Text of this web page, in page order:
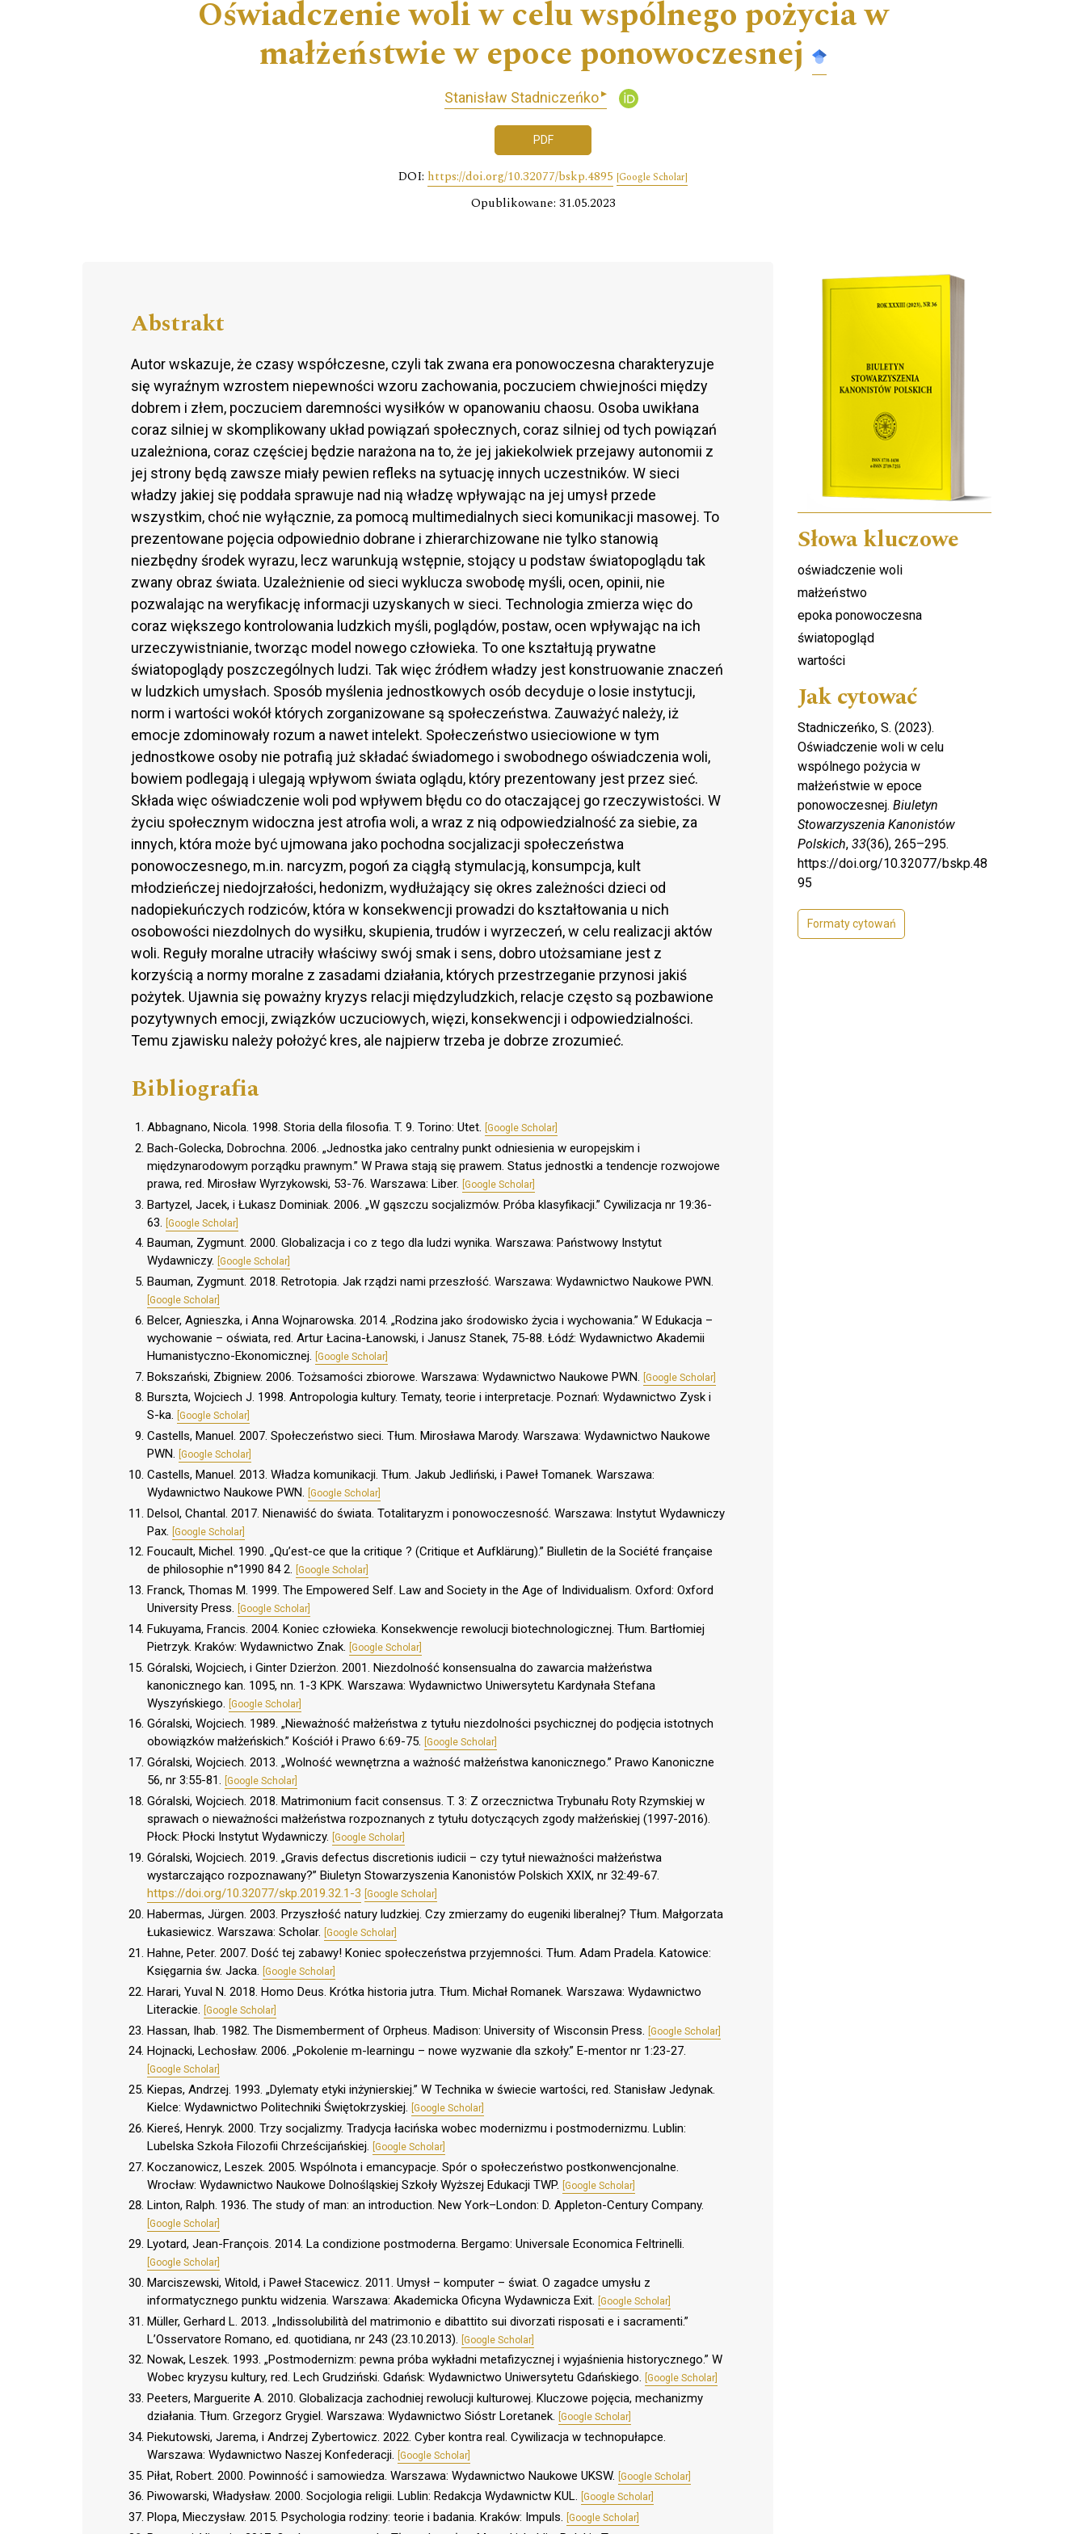
Oświadczenie woli w celu wspólnego pożycia w
małżeństwie w epoce ponowoczesnej
Stanisław Stadniczeńko ▸
PDF
DOI: https://doi.org/10.32077/bskp.4895 [Google Scholar]
Opublikowane: 31.05.2023
Abstrakt
Autor wskazuje, że czasy współczesne, czyli tak zwana era ponowoczesna charakteryzuje
się wyraźnym wzrostem niepewności wzoru zachowania, poczuciem chwiejności między
dobrem i złem, poczuciem daremności wysiłków w opanowaniu chaosu. Osoba uwikłana
coraz silniej w skomplikowany układ powiązań społecznych, coraz silniej od tych powiązań
uzależniona, coraz częściej będzie narażona na to, że jej jakiekolwiek przejawy autonomii z
jej strony będą zawsze miały pewien refleks na sytuację innych uczestników. W sieci
władzy jakiej się poddała sprawuje nad nią władzę wpływając na jej umysł przede
wszystkim, choć nie wyłącznie, za pomocą multimedialnych sieci komunikacji masowej. To
prezentowane pojęcia odpowiednio dobrane i zhierarchizowane nie tylko stanowią
niezbędny środek wyrazu, lecz warunkują wstępnie, stojący u podstaw światopoglądu tak
zwany obraz świata. Uzależnienie od sieci wyklucza swobodę myśli, ocen, opinii, nie
pozwalając na weryfikację informacji uzyskanych w sieci. Technologia zmierza więc do
coraz większego kontrolowania ludzkich myśli, poglądów, postaw, ocen wpływając na ich
urzeczywistnianie, tworząc model nowego człowieka. To one kształtują prywatne
światopoglądy poszczególnych ludzi. Tak więc źródłem władzy jest konstruowanie znaczeń
w ludzkich umysłach. Sposób myślenia jednostkowych osób decyduje o losie instytucji,
norm i wartości wokół których zorganizowane są społeczeństwa. Zauważyć należy, iż
emocje zdominowały rozum a nawet intelekt. Społeczeństwo usieciowione w tym
jednostkowe osoby nie potrafią już składać świadomego i swobodnego oświadczenia woli,
bowiem podlegają i ulegają wpływom świata oglądu, który prezentowany jest przez sieć.
Składa więc oświadczenie woli pod wpływem błędu co do otaczającej go rzeczywistości. W
życiu społecznym widoczna jest atrofia woli, a wraz z nią odpowiedzialność za siebie, za
innych, która może być ujmowana jako pochodna socjalizacji społeczeństwa
ponowoczesnego, m.in. narcyzm, pogoń za ciągłą stymulacją, konsumpcja, kult
młodzieńczej niedojrzałości, hedonizm, wydłużający się okres zależności dzieci od
nadopiekuńczych rodziców, która w konsekwencji prowadzi do kształtowania u nich
osobowości niezdolnych do wysiłku, skupienia, trudów i wyrzeczeń, w celu realizacji aktów
woli. Reguły moralne utraciły właściwy swój smak i sens, dobro utożsamiane jest z
korzyścią a normy moralne z zasadami działania, których przestrzeganie przynosi jakiś
pożytek. Ujawnia się poważny kryzys relacji międzyludzkich, relacje często są pozbawione
pozytywnych emocji, związków uczuciowych, więzi, konsekwencji i odpowiedzialności.
Temu zjawisku należy położyć kres, ale najpierw trzeba je dobrze zrozumieć.
Bibliografia
Abbagnano, Nicola. 1998. Storia della filosofia. T. 9. Torino: Utet. [Google Scholar]
Bach-Golecka, Dobrochna. 2006. „Jednostka jako centralny punkt odniesienia w europejskim i
międzynarodowym porządku prawnym.” W Prawa stają się prawem. Status jednostki a tendencje rozwojowe
prawa, red. Mirosław Wyrzykowski, 53-76. Warszawa: Liber. [Google Scholar]
Bartyzel, Jacek, i Łukasz Dominiak. 2006. „W gąszczu socjalizmów. Próba klasyfikacji.” Cywilizacja nr 19:36-
63. [Google Scholar]
Bauman, Zygmunt. 2000. Globalizacja i co z tego dla ludzi wynika. Warszawa: Państwowy Instytut
Wydawniczy. [Google Scholar]
Bauman, Zygmunt. 2018. Retrotopia. Jak rządzi nami przeszłość. Warszawa: Wydawnictwo Naukowe PWN.
[Google Scholar]
Belcer, Agnieszka, i Anna Wojnarowska. 2014. „Rodzina jako środowisko życia i wychowania.” W Edukacja –
wychowanie – oświata, red. Artur Łacina-Łanowski, i Janusz Stanek, 75-88. Łódź: Wydawnictwo Akademii
Humanistyczno-Ekonomicznej. [Google Scholar]
Bokszański, Zbigniew. 2006. Tożsamości zbiorowe. Warszawa: Wydawnictwo Naukowe PWN. [Google Scholar]
Burszta, Wojciech J. 1998. Antropologia kultury. Tematy, teorie i interpretacje. Poznań: Wydawnictwo Zysk i
S-ka. [Google Scholar]
Castells, Manuel. 2007. Społeczeństwo sieci. Tłum. Mirosława Marody. Warszawa: Wydawnictwo Naukowe
PWN. [Google Scholar]
Castells, Manuel. 2013. Władza komunikacji. Tłum. Jakub Jedliński, i Paweł Tomanek. Warszawa:
Wydawnictwo Naukowe PWN. [Google Scholar]
Delsol, Chantal. 2017. Nienawiść do świata. Totalitaryzm i ponowoczesność. Warszawa: Instytut Wydawniczy
Pax. [Google Scholar]
Foucault, Michel. 1990. „Qu’est-ce que la critique ? (Critique et Aufklärung).” Biulletin de la Société française
de philosophie n°1990 84 2. [Google Scholar]
Franck, Thomas M. 1999. The Empowered Self. Law and Society in the Age of Individualism. Oxford: Oxford
University Press. [Google Scholar]
Fukuyama, Francis. 2004. Koniec człowieka. Konsekwencje rewolucji biotechnologicznej. Tłum. Bartłomiej
Pietrzyk. Kraków: Wydawnictwo Znak. [Google Scholar]
Góralski, Wojciech, i Ginter Dzierżon. 2001. Niezdolność konsensualna do zawarcia małżeństwa
kanonicznego kan. 1095, nn. 1-3 KPK. Warszawa: Wydawnictwo Uniwersytetu Kardynała Stefana
Wyszyńskiego. [Google Scholar]
Góralski, Wojciech. 1989. „Nieważność małżeństwa z tytułu niezdolności psychicznej do podjęcia istotnych
obowiązków małżeńskich.” Kościół i Prawo 6:69-75. [Google Scholar]
Góralski, Wojciech. 2013. „Wolność wewnętrzna a ważność małżeństwa kanonicznego.” Prawo Kanoniczne
56, nr 3:55-81. [Google Scholar]
Góralski, Wojciech. 2018. Matrimonium facit consensus. T. 3: Z orzecznictwa Trybunału Roty Rzymskiej w
sprawach o nieważności małżeństwa rozpoznanych z tytułu dotyczących zgody małżeńskiej (1997-2016).
Płock: Płocki Instytut Wydawniczy. [Google Scholar]
Góralski, Wojciech. 2019. „Gravis defectus discretionis iudicii – czy tytuł nieważności małżeństwa
wystarczająco rozpoznawany?” Biuletyn Stowarzyszenia Kanonistów Polskich XXIX, nr 32:49-67.
https://doi.org/10.32077/skp.2019.32.1-3 [Google Scholar]
Habermas, Jürgen. 2003. Przyszłość natury ludzkiej. Czy zmierzamy do eugeniki liberalnej? Tłum. Małgorzata
Łukasiewicz. Warszawa: Scholar. [Google Scholar]
Hahne, Peter. 2007. Dość tej zabawy! Koniec społeczeństwa przyjemności. Tłum. Adam Pradela. Katowice:
Księgarnia św. Jacka. [Google Scholar]
Harari, Yuval N. 2018. Homo Deus. Krótka historia jutra. Tłum. Michał Romanek. Warszawa: Wydawnictwo
Literackie. [Google Scholar]
Hassan, Ihab. 1982. The Dismemberment of Orpheus. Madison: University of Wisconsin Press. [Google Scholar]
Hojnacki, Lechosław. 2006. „Pokolenie m-learningu – nowe wyzwanie dla szkoły.” E-mentor nr 1:23-27.
[Google Scholar]
Kiepas, Andrzej. 1993. „Dylematy etyki inżynierskiej.” W Technika w świecie wartości, red. Stanisław Jedynak.
Kielce: Wydawnictwo Politechniki Świętokrzyskiej. [Google Scholar]
Kiereś, Henryk. 2000. Trzy socjalizmy. Tradycja łacińska wobec modernizmu i postmodernizmu. Lublin:
Lubelska Szkoła Filozofii Chrześcijańskiej. [Google Scholar]
Koczanowicz, Leszek. 2005. Wspólnota i emancypacje. Spór o społeczeństwo postkonwencjonalne.
Wrocław: Wydawnictwo Naukowe Dolnośląskiej Szkoły Wyższej Edukacji TWP. [Google Scholar]
Linton, Ralph. 1936. The study of man: an introduction. New York–London: D. Appleton-Century Company.
[Google Scholar]
Lyotard, Jean-François. 2014. La condizione postmoderna. Bergamo: Universale Economica Feltrinelli.
[Google Scholar]
Marciszewski, Witold, i Paweł Stacewicz. 2011. Umysł – komputer – świat. O zagadce umysłu z
informatycznego punktu widzenia. Warszawa: Akademicka Oficyna Wydawnicza Exit. [Google Scholar]
Müller, Gerhard L. 2013. „Indissolubilità del matrimonio e dibattito sui divorzati risposati e i sacramenti.”
L’Osservatore Romano, ed. quotidiana, nr 243 (23.10.2013). [Google Scholar]
Nowak, Leszek. 1993. „Postmodernizm: pewna próba wykładni metafizycznej i wyjaśnienia historycznego.” W
Wobec kryzysu kultury, red. Lech Grudziński. Gdańsk: Wydawnictwo Uniwersytetu Gdańskiego. [Google Scholar]
Peeters, Marguerite A. 2010. Globalizacja zachodniej rewolucji kulturowej. Kluczowe pojęcia, mechanizmy
działania. Tłum. Grzegorz Grygiel. Warszawa: Wydawnictwo Sióstr Loretanek. [Google Scholar]
Piekutowski, Jarema, i Andrzej Zybertowicz. 2022. Cyber kontra real. Cywilizacja w technopułapce.
Warszawa: Wydawnictwo Naszej Konfederacji. [Google Scholar]
Piłat, Robert. 2000. Powinność i samowiedza. Warszawa: Wydawnictwo Naukowe UKSW. [Google Scholar]
Piwowarski, Władysław. 2000. Socjologia religii. Lublin: Redakcja Wydawnictw KUL. [Google Scholar]
Plopa, Mieczysław. 2015. Psychologia rodziny: teorie i badania. Kraków: Impuls. [Google Scholar]
Cover image
Słowa kluczowe
oświadczenie woli
małżeństwo
epoka ponowoczesna
światopogląd
wartości
Jak cytować
Stadniczeńko, S. (2023).
Oświadczenie woli w celu
wspólnego pożycia w
małżeństwie w epoce
ponowoczesnej. Biuletyn
Stowarzyszenia Kanonistów
Polskich, 33(36), 265–295.
https://doi.org/10.32077/bskp.48
95
Formaty cytowań